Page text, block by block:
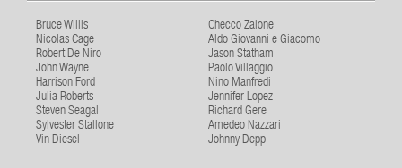
Bruce Willis
Checco Zalone
Nicolas Cage
Aldo Giovanni e Giacomo
Robert De Niro
Jason Statham
John Wayne
Paolo Villaggio
Harrison Ford
Nino Manfredi
Julia Roberts
Jennifer Lopez
Steven Seagal
Richard Gere
Sylvester Stallone
Amedeo Nazzari
Vin Diesel
Johnny Depp